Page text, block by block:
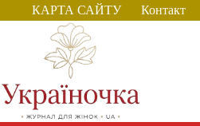
Перейти
до
КАРТА САЙТУ Контакт